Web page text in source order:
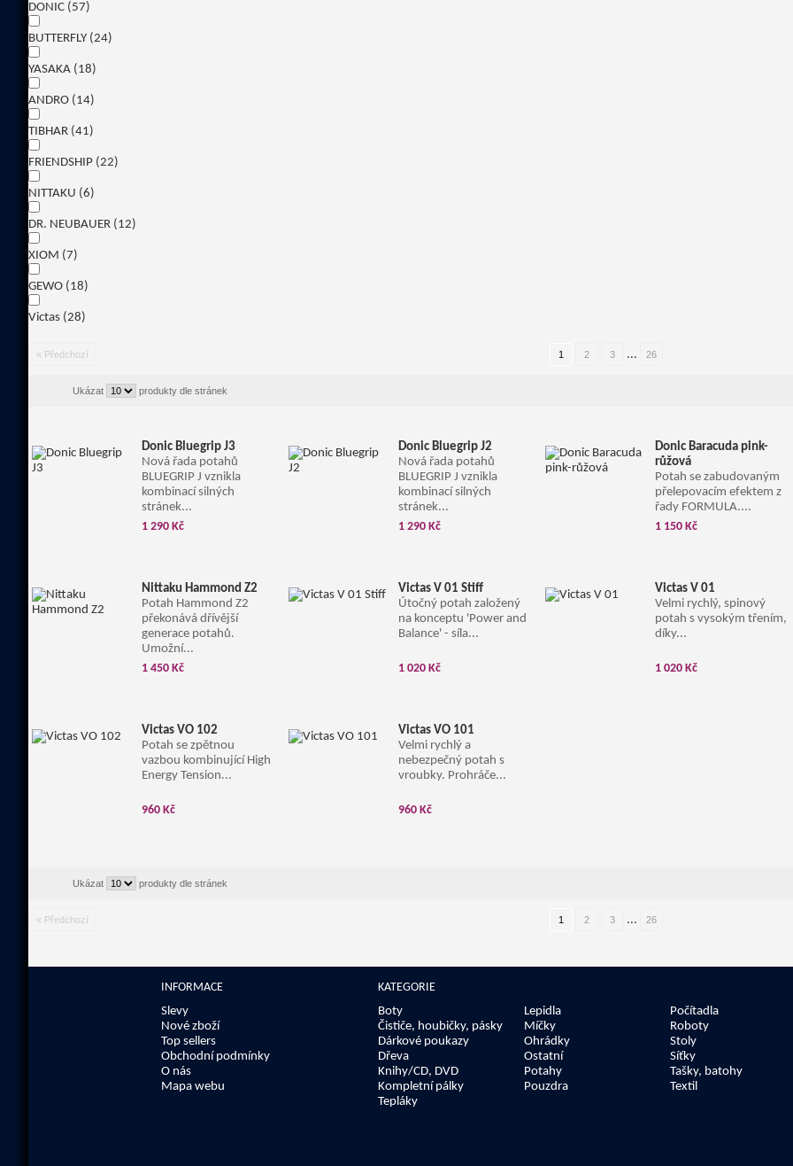
DONIC (57)
BUTTERFLY (24)
YASAKA (18)
ANDRO (14)
TIBHAR (41)
FRIENDSHIP (22)
NITTAKU (6)
DR. NEUBAUER (12)
XIOM (7)
GEWO (18)
Victas (28)
« Předchozí 1 2 3 ... 26
Ukázat produkty dle stránek
Donic Bluegrip J3
Nová řada potahů
BLUEGRIP J vznikla
kombinací silných
stránek...
1 290 Kč
Donic Bluegrip J2
Nová řada potahů
BLUEGRIP J vznikla
kombinací silných
stránek...
1 290 Kč
Donic Baracuda pink-
růžová
Potah se zabudovaným
přelepovacím efektem z
řady FORMULA....
1 150 Kč
Nittaku Hammond Z2
Potah Hammond Z2
překonává dřívější
generace potahů.
Umožní...
1 450 Kč
Victas V 01 Stiff
Útočný potah založený
na konceptu 'Power and
Balance' - síla...
1 020 Kč
Victas V 01
Velmi rychlý, spinový
potah s vysokým třením,
díky...
1 020 Kč
Victas VO 102
Potah se zpětnou
vazbou kombinující High
Energy Tension...
960 Kč
Victas VO 101
Velmi rychlý a
nebezpečný potah s
vroubky. Prohráče...
960 Kč
Ukázat produkty dle stránek
« Předchozí 1 2 3 ... 26
INFORMACE
Slevy
Nové zboží
Top sellers
Obchodní podmínky
O nás
Mapa webu
KATEGORIE
Boty
Čističe, houbičky, pásky
Dárkové poukazy
Dřeva
Knihy/CD, DVD
Kompletní pálky
Lepidla
Míčky
Ohrádky
Ostatní
Potahy
Pouzdra
Počítadla
Roboty
Stoly
Síťky
Tašky, batohy
Textil
Tepláky